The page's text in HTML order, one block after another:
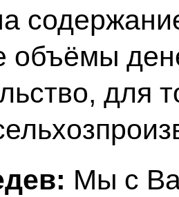
объёмы
для
Мы с